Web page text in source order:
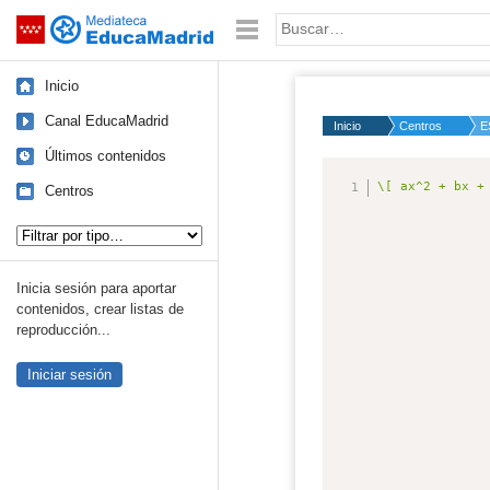
Saltar navegación Palabra o frase:
Inicio
Canal EducaMadrid
Últimos contenidos
Centros
Inicia sesión para aportar
contenidos, crear listas de
reproducción...
Iniciar sesión
Inicio Centros